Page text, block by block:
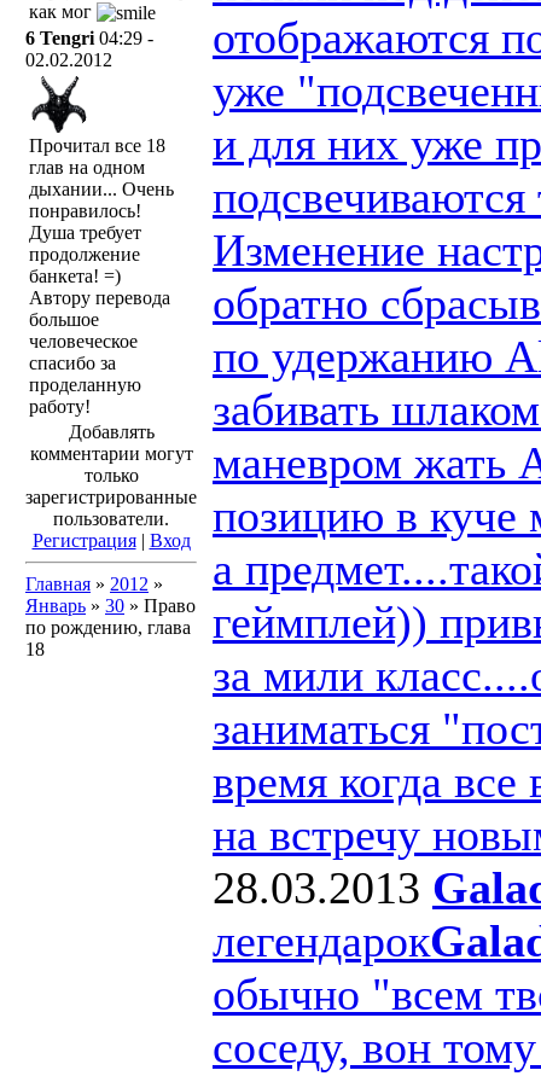
как мог
6 Tengri 04:29 -
02.02.2012
Прочитал все 18
глав на одном
дыхании... Очень
понравилось!
Душа требует
продолжение
банкета! =)
Автору перевода
большое
человеческое
спасибо за
проделанную
работу!
Добавлять
комментарии могут
только
зарегистрированные
пользователи.
Регистрация| Вход
Главная » 2012 »
Январь » 30 » Право
по рождению, глава
18
отображаются
уже
и для них уже
Изменение
обратно
по удержанию
забивать
маневром жать
позицию в куче
а
геймплей))
за мили
заниматься
время когда
на встречу
28.03.2013
легендарок
обычно "всем
соседу, вон